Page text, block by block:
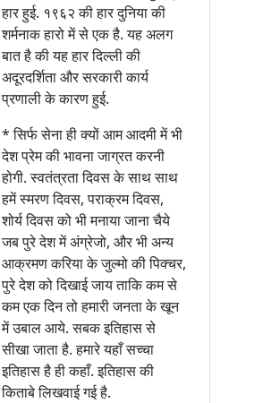
हार हुई. १९६२ की हार दुनिया की
शर्मनाक हारो में से एक है. यह अलग
बात है की यह हार दिल्ली की
अदूरदर्शिता और सरकारी कार्य
प्रणाली के कारण हुई.
* सिर्फ सेना ही क्यों आम आदमी में भी
देश प्रेम की भावना जाग्रत करनी
होगी. स्वतंत्रता दिवस के साथ साथ
हमें स्मरण दिवस, पराक्रम दिवस,
शोर्य दिवस को भी मनाया जाना चैये
जब पुरे देश में अंग्रेजो, और भी अन्य
आक्रमण करिया के जुल्मो की पिक्चर,
पुरे देश को दिखाई जाय ताकि कम से
कम एक दिन तो हमारी जनता के खून
में उबाल आये. सबक इतिहास से
सीखा जाता है. हमारे यहाँ सच्चा
इतिहास है ही कहाँ. इतिहास की
किताबे लिखवाई गई है.